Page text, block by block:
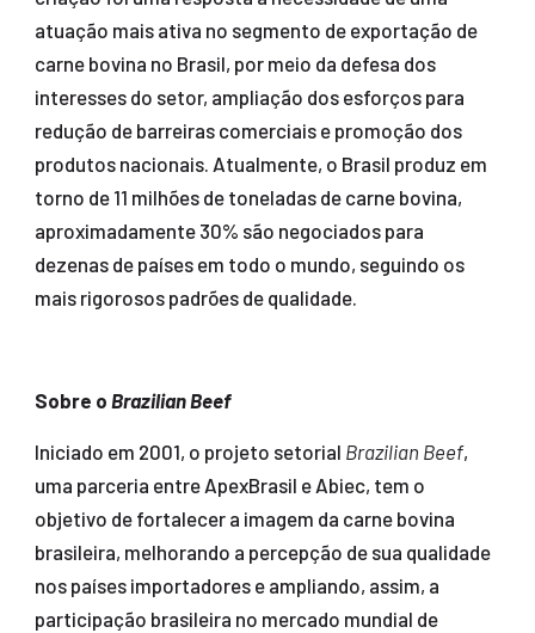
atuação mais ativa no segmento de exportação de
carne bovina no Brasil, por meio da defesa dos
interesses do setor, ampliação dos esforços para
redução de barreiras comerciais e promoção dos
produtos nacionais. Atualmente, o Brasil produz em
torno de 11 milhões de toneladas de carne bovina,
aproximadamente 30% são negociados para
dezenas de países em todo o mundo, seguindo os
mais rigorosos padrões de qualidade.
Sobre o Brazilian Beef
Iniciado em 2001, o projeto setorial Brazilian Beef,
uma parceria entre ApexBrasil e Abiec, tem o
objetivo de fortalecer a imagem da carne bovina
brasileira, melhorando a percepção de sua qualidade
nos países importadores e ampliando, assim, a
participação brasileira no mercado mundial de